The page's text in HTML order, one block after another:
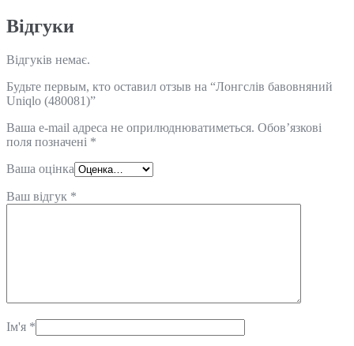
Відгуки
Відгуків немає.
Будьте первым, кто оставил отзыв на “Лонгслів бавовняний
Uniqlo (480081)”
Ваша e-mail адреса не оприлюднюватиметься. Обов’язкові
поля позначені *
Ваша оцінка
Ваш відгук *
Ім'я *